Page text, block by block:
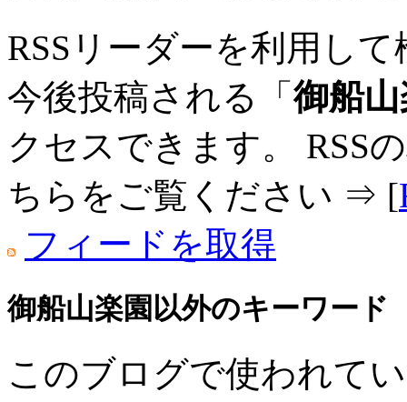
RSSリーダーを利用し
今後投稿される「御船
クセスできます。 RSS
ちらをご覧ください ⇒ [
フィードを取得
御船山楽園以外のキーワード
このブログで使われて